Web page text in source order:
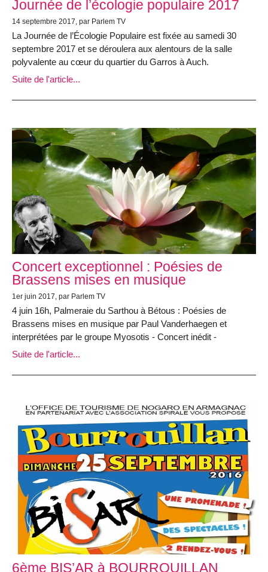
Journée de l’écologie populaire 2017
14 septembre 2017, par Parlem TV
La Journée de l’Écologie Populaire est fixée au samedi 30
septembre 2017 et se déroulera aux alentours de la salle
polyvalente au cœur du quartier du Garros à Auch.
Suite de l'article...
Concert exceptionnel : Poésies de
Brassens mises en musique
1er juin 2017, par Parlem TV
4 juin 16h, Palmeraie du Sarthou à Bétous : Poésies de
Brassens mises en musique par Paul Vanderhaegen et
interprétées par le groupe Myosotis - Concert inédit -
Suite de l'article...
6ème BIS’AR à BOURROUILLAN